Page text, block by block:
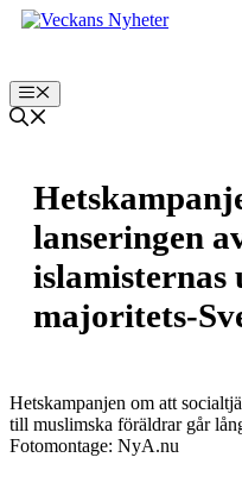
Hoppa
Meny
lanseringen
islamisternas
majoritets-
Hetskampanjen om att
till muslimska föräldrar går
Fotomontage: NyA.nu